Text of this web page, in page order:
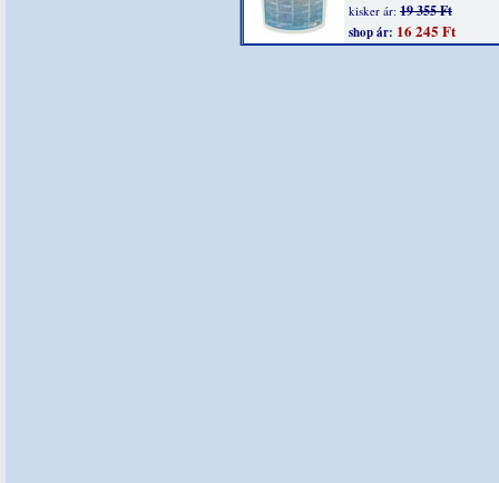
kisker ár: 19 355 Ft
shop ár: 16 245 Ft